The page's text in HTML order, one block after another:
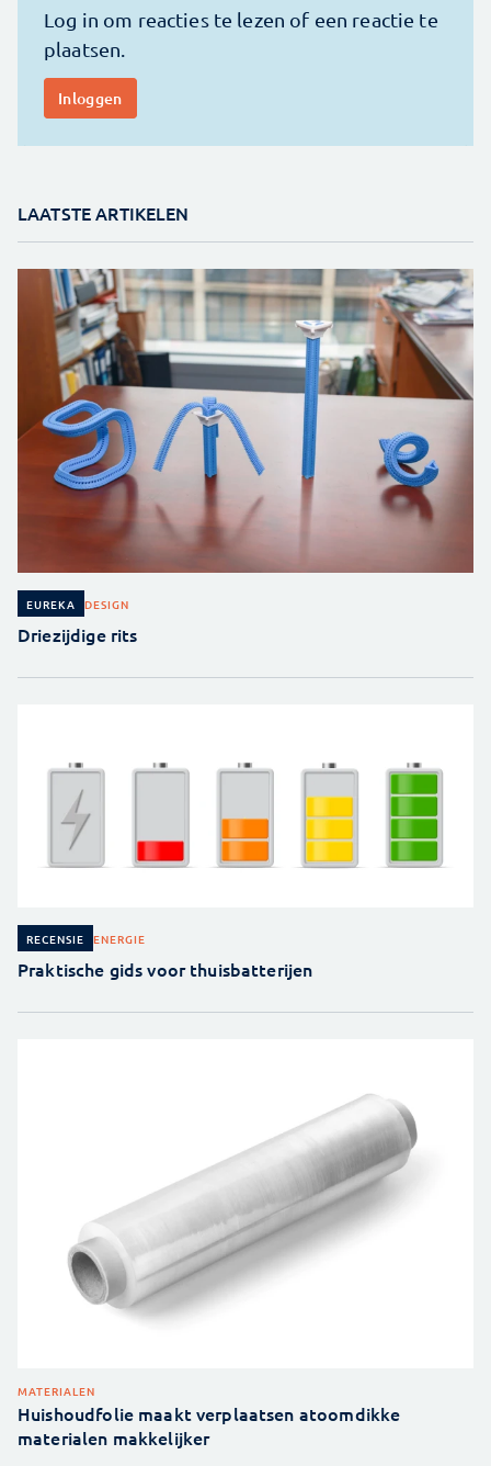
LAATSTE ARTIKELEN
EUREKA DESIGN
Driezijdige rits
RECENSIE ENERGIE
Praktische gids voor thuisbatterijen
MATERIALEN
Huishoudfolie maakt verplaatsen atoomdikke
materialen makkelijker